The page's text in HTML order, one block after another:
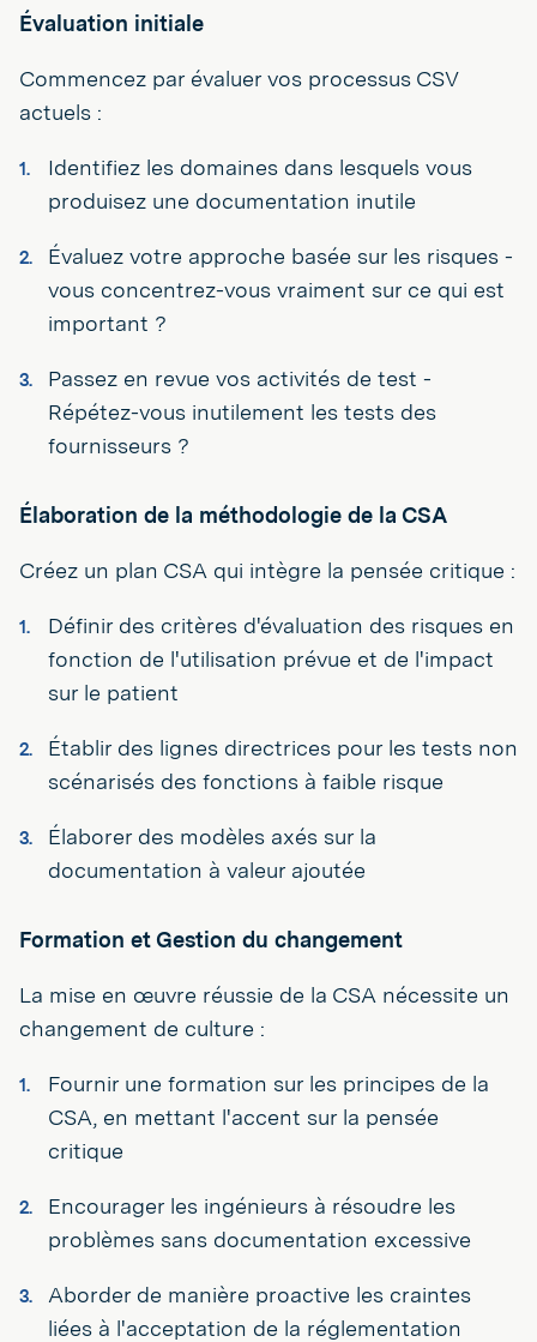
Évaluation initiale
Commencez par évaluer vos processus CSV
actuels :
Identifiez les domaines dans lesquels vous
produisez une documentation inutile
Évaluez votre approche basée sur les risques -
vous concentrez-vous vraiment sur ce qui est
important ?
Passez en revue vos activités de test -
Répétez-vous inutilement les tests des
fournisseurs ?
Élaboration de la méthodologie de la CSA
Créez un plan CSA qui intègre la pensée critique :
Définir des critères d'évaluation des risques en
fonction de l'utilisation prévue et de l'impact
sur le patient
Établir des lignes directrices pour les tests non
scénarisés des fonctions à faible risque
Élaborer des modèles axés sur la
documentation à valeur ajoutée
Formation et Gestion du changement
La mise en œuvre réussie de la CSA nécessite un
changement de culture :
Fournir une formation sur les principes de la
CSA, en mettant l'accent sur la pensée
critique
Encourager les ingénieurs à résoudre les
problèmes sans documentation excessive
Aborder de manière proactive les craintes
liées à l'acceptation de la réglementation